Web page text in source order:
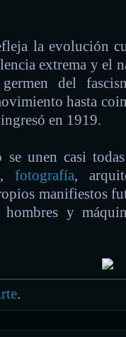
la evolución
extrema y el
del
hasta
en 1919.
unen casi
fotografía,
manifiestos
y
.